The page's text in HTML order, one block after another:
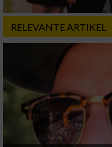
RELEVANTE ARTIKEL